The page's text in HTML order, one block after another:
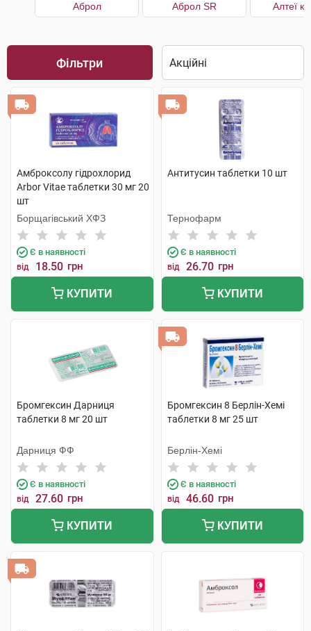
Аброл Аброл SR Алтеї
Фільтри
Амброксолу гідрохлорид
Arbor Vitae таблетки 30 мг 20
шт
Борщагівський ХФЗ
Є в наявності
від 18.50 грн
КУПИТИ
Антитусин таблетки 10 шт
Тернофарм
Є в наявності
від 26.70 грн
КУПИТИ
Бромгексин Дарниця
таблетки 8 мг 20 шт
Дарниця ФФ
Є в наявності
від 27.60 грн
КУПИТИ
Бромгексин 8 Берлін-Хемі
таблетки 8 мг 25 шт
Берлін-Хемі
Є в наявності
від 46.60 грн
КУПИТИ